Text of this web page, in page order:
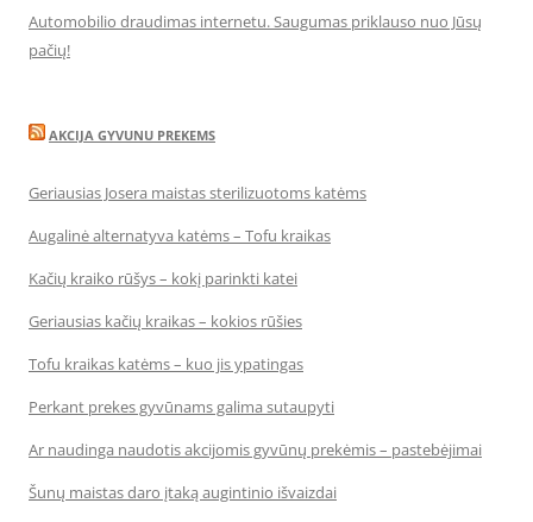
Automobilio draudimas internetu. Saugumas priklauso nuo Jūsų
pačių!
AKCIJA GYVUNU PREKEMS
Geriausias Josera maistas sterilizuotoms katėms
Augalinė alternatyva katėms – Tofu kraikas
Kačių kraiko rūšys – kokį parinkti katei
Geriausias kačių kraikas – kokios rūšies
Tofu kraikas katėms – kuo jis ypatingas
Perkant prekes gyvūnams galima sutaupyti
Ar naudinga naudotis akcijomis gyvūnų prekėmis – pastebėjimai
Šunų maistas daro įtaką augintinio išvaizdai